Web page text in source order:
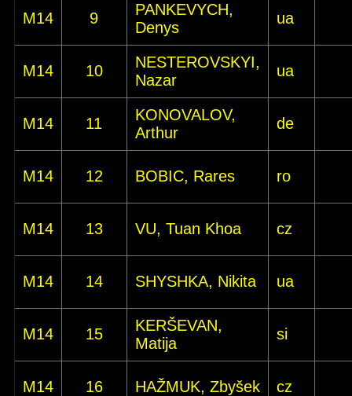
M14 9
PANKEVYCH,
Denys
ua
M14 10
NESTEROVSKYI,
Nazar
ua
M14 11
KONOVALOV,
Arthur
de
M14 12 BOBIC, Rares ro
M14 13 VU, Tuan Khoa cz
M14 14 SHYSHKA, Nikita ua
M14 15
KERŠEVAN,
Matija
si
M14 16 HAŽMUK, Zbyšek cz